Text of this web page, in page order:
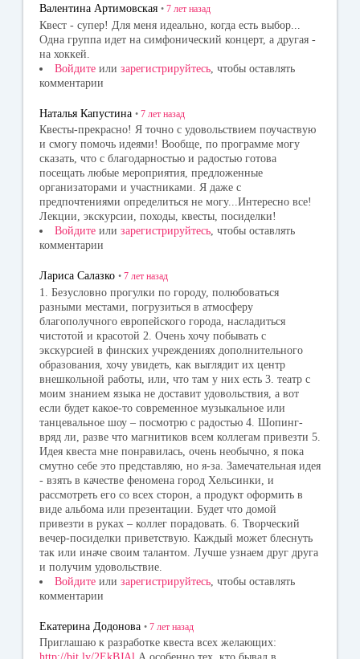
Валентина Артимовская • 7 лет назад
Квест - супер! Для меня идеально, когда есть выбор...
Одна группа идет на симфонический концерт, а другая -
на хоккей.
Войдите или зарегистрируйтесь , чтобы оставлять
комментарии
Наталья Капустина • 7 лет назад
Квесты-прекрасно! Я точно с удовольствием поучаствую
и смогу помочь идеями! Вообще, по программе могу
сказать, что с благодарностью и радостью готова
посещать любые мероприятия, предложенные
организаторами и участниками. Я даже с
предпочтениями определиться не могу...Интересно все!
Лекции, экскурсии, походы, квесты, посиделки!
Войдите или зарегистрируйтесь, чтобы оставлять
комментарии
Лариса Салазко • 7 лет назад
1. Безусловно прогулки по городу, полюбоваться
разными местами, погрузиться в атмосферу
благополучного европейского города, насладиться
чистотой и красотой 2. Очень хочу побывать с
экскурсией в финских учреждениях дополнительного
образования, хочу увидеть, как выглядит их центр
внешкольной работы, или, что там у них есть 3. театр с
моим знанием языка не доставит удовольствия, а вот
если будет какое-то современное музыкальное или
танцевальное шоу – посмотрю с радостью 4. Шопинг-
вряд ли, разве что магнитиков всем коллегам привезти 5.
Идея квеста мне понравилась, очень необычно, я пока
смутно себе это представляю, но я-за. Замечательная идея
- взять в качестве феномена город Хельсинки, и
рассмотреть его со всех сторон, а продукт оформить в
виде альбома или презентации. Будет что домой
привезти в руках – коллег порадовать. 6. Творческий
вечер-посиделки приветствую. Каждый может блеснуть
так или иначе своим талантом. Лучше узнаем друг друга
и получим удовольствие.
Войдите или зарегистрируйтесь , чтобы оставлять
комментарии
Екатерина Додонова • 7 лет назад
Приглашаю к разработке квеста всех желающих: